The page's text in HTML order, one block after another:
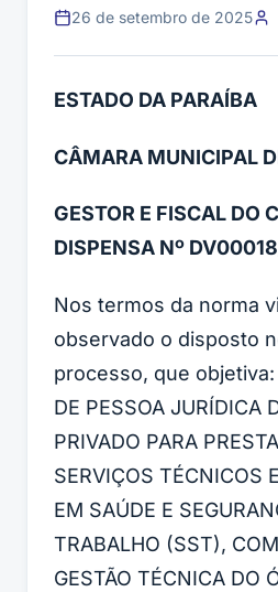
26 de setembro de 2025
ESTADO DA PARAÍBA
CÂMARA MUNICIPAL
GESTOR E FISCAL DO
DISPENSA Nº
Nos termos da norma
observado o disposto
processo, que objetiva:
DE PESSOA JURÍDICA
PRIVADO PARA
SERVIÇOS TÉCNICOS
EM SAÚDE E
TRABALHO (SST),
GESTÃO TÉCNICA DO